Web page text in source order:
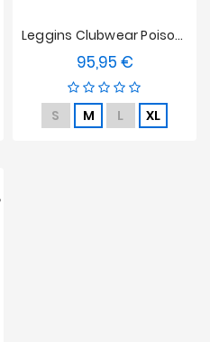
Leggins Clubwear Poison - Schawarz Und Rot
95,95 €Preis
S M L XL